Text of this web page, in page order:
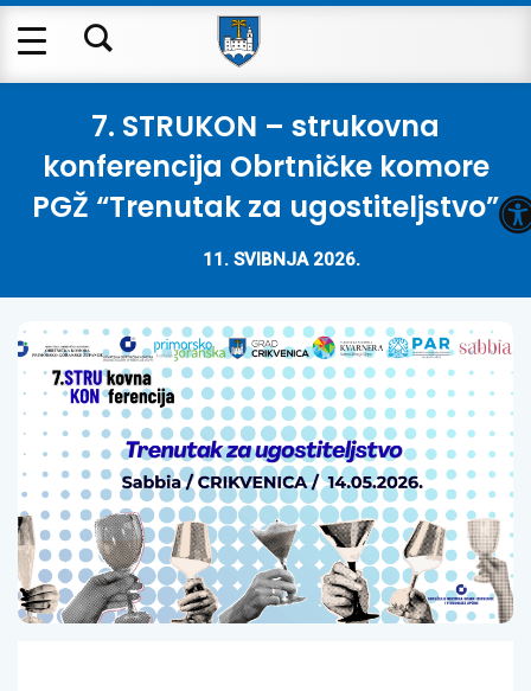
7. STRUKON – strukovna
konferencija Obrtničke komore
PGŽ “Trenutak za ugostiteljstvo”
11. SVIBNJA 2026.